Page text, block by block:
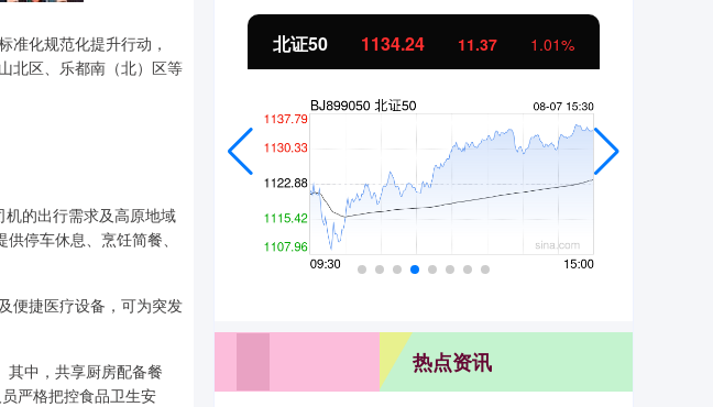
准化规范化提升行动，
北区、乐都南（北）区等
机的出行需求及高原地域
停车休息、烹饪简餐、
便捷医疗设备，可为突发
其中，共享厨房配备餐
严格把控食品卫生安
43.13 0.93% 北证50 1134.24 11.37 1.01%
热点资讯